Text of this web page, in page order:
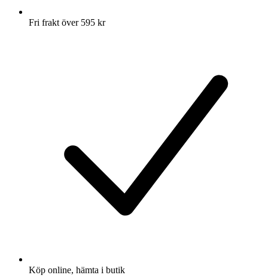
Fri frakt över 595 kr
Köp online, hämta i butik